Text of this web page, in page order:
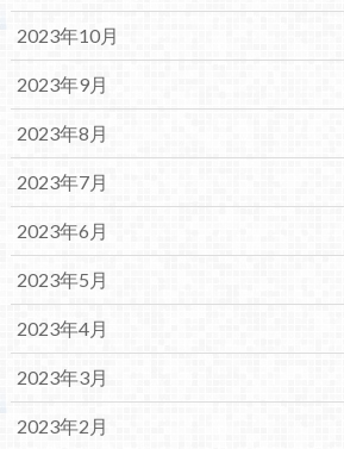
2023年10月
2023年9月
2023年8月
2023年7月
2023年6月
2023年5月
2023年4月
2023年3月
2023年2月